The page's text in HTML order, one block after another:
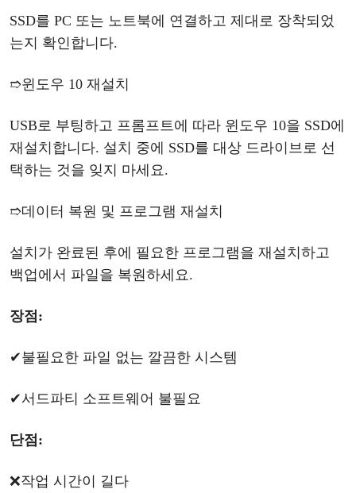
SSD를 PC 또는 노트북에 연결하고 제대로 장착되었
는지 확인합니다.
➱윈도우 10 재설치
USB로 부팅하고 프롬프트에 따라 윈도우 10을 SSD에
재설치합니다. 설치 중에 SSD를 대상 드라이브로 선
택하는 것을 잊지 마세요.
➱데이터 복원 및 프로그램 재설치
설치가 완료된 후에 필요한 프로그램을 재설치하고
백업에서 파일을 복원하세요.
장점 :
✔불필요한 파일 없는 깔끔한 시스템
✔서드파티 소프트웨어 불필요
단점 :
❌작업 시간이 길다